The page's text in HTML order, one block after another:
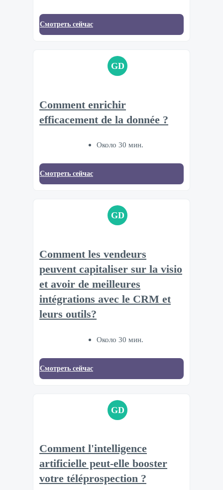
Смотреть сейчас
GD
Comment enrichir
efficacement de la donnée ?
Около 30 мин.
Смотреть сейчас
GD
Comment les vendeurs
peuvent capitaliser sur la visio
et avoir de meilleures
intégrations avec le CRM et
leurs outils?
Около 30 мин.
Смотреть сейчас
GD
Comment l'intelligence
artificielle peut-elle booster
votre téléprospection ?